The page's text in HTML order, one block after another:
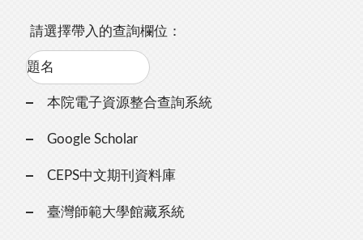
請選擇帶入的查詢欄位：
本院電子資源整合查詢系統
Google Scholar
CEPS中文期刊資料庫
臺灣師範大學館藏系統